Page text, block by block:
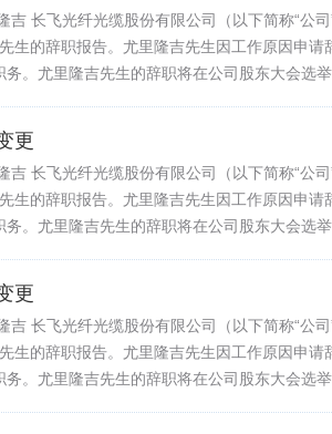
吉 长飞光纤光缆股份有限公司（以下简称“公
生的辞职报告。尤里隆吉先生因工作原因申请
。尤里隆吉先生的辞职将在公司股东大会选
更
吉 长飞光纤光缆股份有限公司（以下简称“公
生的辞职报告。尤里隆吉先生因工作原因申请
。尤里隆吉先生的辞职将在公司股东大会选
更
吉 长飞光纤光缆股份有限公司（以下简称“公
生的辞职报告。尤里隆吉先生因工作原因申请
。尤里隆吉先生的辞职将在公司股东大会选